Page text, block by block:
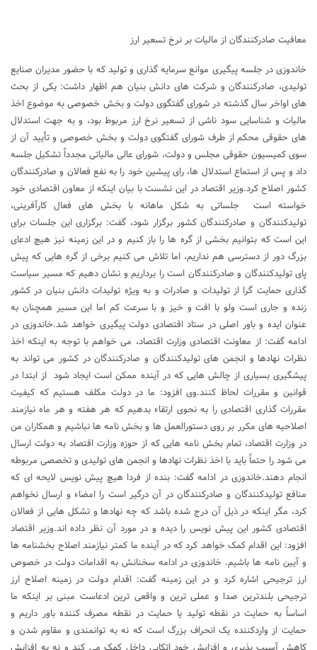
معافیت صادرکنندگان از مالیات بر نرخ تسعیر ارز
خاندوزی در جلسه پیگیری موانع سرمایه گذاری و تولید که با حضور مدیران صنایع
تولیدی، صادرکنندگان و شرکت های دانش بنیان هم اظهار داشت: یکی از بحث
های اواخر سال گذشته در شورای گفتگوی دولت و بخش خصوصی به موضوع اخذ
مالیات و شناسایی سود ناشی از تسعیر نرخ ارز مربوط بود، و به جهت استدلال
های حقوقی محکم از طرف شورای گفتگوی دولت و بخش خصوصی و تأیید آن از
سوی کمیسیون حقوقی مجلس و دولت، شورای عالی مالیاتی مجدداً تشکیل جلسه
داد و پس از استماع استدلال ها، رای پیشین خود را به نفع فعالان و صادرکنندگان
کشور اصلاح کرد.وزیر اقتصاد در این نشست با بیان اینکه از معاون اقتصادی خود
خواسته است جلساتی به شکل ماهانه با بخش های فعال کارآفرینی،
تولیدکنندگان و صادرکنندگان کشور برگزار شود، گفت: برگزاری این جلسات برای
این است که بتوانیم بخشی از گره ها را باز کنیم و در این زمینه نیز هیچ ادعای
بزرگ دور از دسترسی هم نداریم، اما تلاش می کنیم برخی از گره هایی که پیش
پای تولیدکنندگان و صادرکنندگان است را برداریم و نشان دهیم که مسیر سیاست
گذاری حمایت گرا از تولیدات و صادرات و به ویژه تولیدات دانش بنیان در کشور
زنده و جاری است ولو با افت و خیز و با سرعت کم اما این مسیر همچنان به
عنوان ایده و باور اصلی در ستاد اقتصادی دولت پیگیری خواهد شد.خاندوزی در
ادامه گفت: از معاونت اقتصادی وزارت اقتصاد، می خواهم با توجه به اینکه اخذ
نظرات نهادها و انجمن های تولیدکنندگان و صادرکنندگان در کشور می تواند به
پیشگیری بسیاری از چالش هایی که در آینده ممکن است ایجاد شود از ابتدا در
قوانین و مقررات لحاظ کنند.وی افزود: ما در دولت مکلف هستیم که کیفیت
مقررات گذاری اقتصادی را به نحوی ارتقاء بدهیم که هر هفته و هر ماه نیازمند
اصلاحیه های مکرر بر روی دستورالعمل ها و بخش نامه ها نباشیم و همکاران من
در وزارت اقتصاد، تمام بخش نامه هایی که از حوزه وزارت اقتصاد به دولت ارسال
می شود را حتماً باید با اخذ نظرات نهادها و انجمن های تولیدی و تخصصی مربوطه
انجام دهند.خاندوزی در ادامه گفت: بنده از فردا هیچ پیش نویس لایحه ای که
منافع تولیدکنندگان و صادرکنندگان در آن درگیر است را امضاء و ارسال نخواهم
کرد، مگر اینکه در ذیل آن درج شده باشد که چه نهادها و تشکل هایی از فعالان
اقتصادی کشور این پیش نویس را دیده و در مورد آن نظر داده اند.وزیر اقتصاد
افزود: این اقدام کمک خواهد کرد که در آینده ما کمتر نیازمند اصلاح بخشنامه ها
و آیین نامه ها باشیم. خاندوزی در ادامه سخنانش به اقدامات دولت در خصوص
ارز ترجیحی اشاره کرد و در این زمینه گفت: اقدام دولت در زمینه اصلاح ارز
ترجیحی بلندترین صدا و عملی ترین و واقعی ترین ادعاست مبنی بر اینکه ما
اساساً به حمایت در نقطه تولید یا حمایت در نقطه مصرف کننده باور داریم و
حمایت از واردکننده یک انحراف بزرگ است که نه به توانمندی و مقاوم شدن و